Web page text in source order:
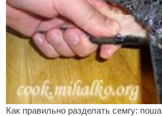
Как правильно разделать семгу: